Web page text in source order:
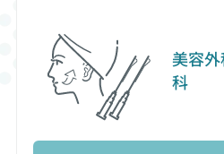
美容
科